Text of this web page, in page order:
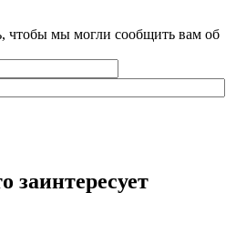
чтобы мы могли сообщить вам об
заинтересует